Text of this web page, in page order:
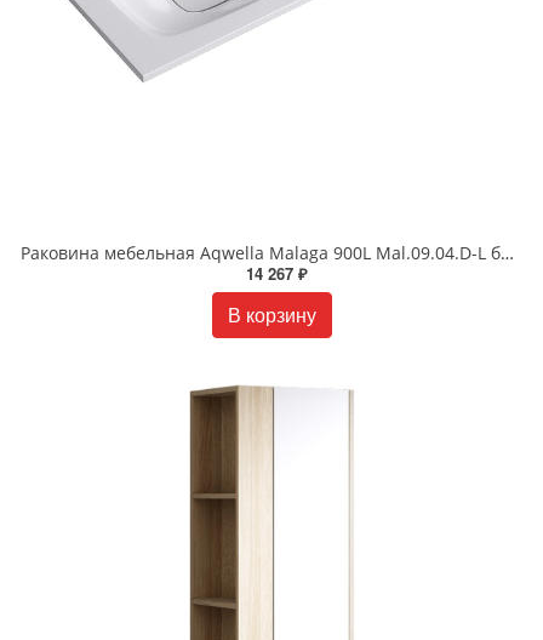
Раковина мебельная Aqwella Malaga 900L Mal.09.04.D-L белая
14 267 ₽
В корзину